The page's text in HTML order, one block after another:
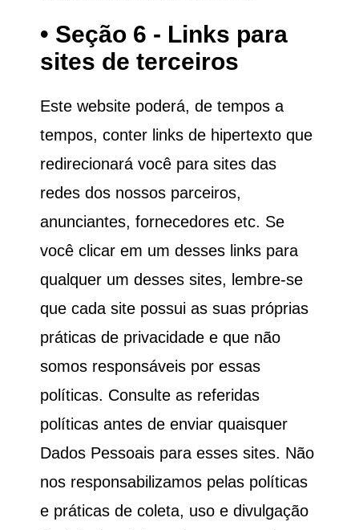
• Seção 6 - Links para
sites de terceiros
Este website poderá, de tempos a
tempos, conter links de hipertexto que
redirecionará você para sites das
redes dos nossos parceiros,
anunciantes, fornecedores etc. Se
você clicar em um desses links para
qualquer um desses sites, lembre-se
que cada site possui as suas próprias
práticas de privacidade e que não
somos responsáveis por essas
políticas. Consulte as referidas
políticas antes de enviar quaisquer
Dados Pessoais para esses sites. Não
nos responsabilizamos pelas políticas
e práticas de coleta, uso e divulgação